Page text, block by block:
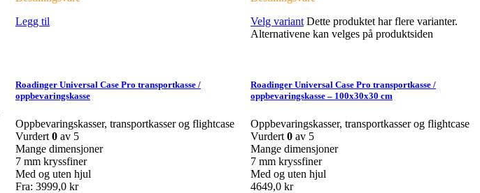
Legg til
Velg variant Dette produktet har flere varianter.
Alternativene kan velges på produktsiden
Roadinger Universal Case Pro transportkasse /
oppbevaringskasse
Oppbevaringskasser, transportkasser og flightcase
Vurdert 0 av 5
Mange dimensjoner
7 mm kryssfiner
Med og uten hjul
Fra: 3999,0 kr
Roadinger Universal Case Pro transportkasse /
oppbevaringskasse – 100x30x30 cm
Oppbevaringskasser, transportkasser og flightcase
Vurdert 0 av 5
Mange dimensjoner
7 mm kryssfiner
Med og uten hjul
4649,0 kr